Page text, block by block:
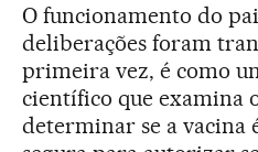
O funcionamento do
deliberações foram
primeira vez, é como
científico que examina
determinar se a vacina